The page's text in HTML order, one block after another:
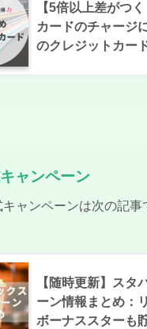
【5倍以上差がつ
カードのチャージ
のクレジットカー
ャンペーン
キャンペーンは次の記事
【随時更新】スタ
ーン情報まとめ：
ボーナススターも